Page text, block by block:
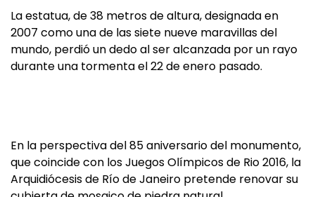
La estatua, de 38 metros de altura, designada en
2007 como una de las siete nueve maravillas del
mundo, perdió un dedo al ser alcanzada por un rayo
durante una tormenta el 22 de enero pasado.
En la perspectiva del 85 aniversario del monumento,
que coincide con los Juegos Olímpicos de Rio 2016, la
Arquidiócesis de Río de Janeiro pretende renovar su